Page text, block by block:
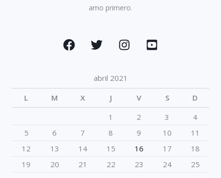
amo primero.
abril 2021
L
M X J V S
D
1
2 3
4
5
6 7 8 9 10
11
12
13 14 15 16 17
18
19
20 21 22 23 24
25